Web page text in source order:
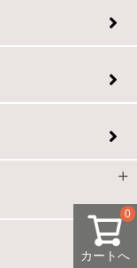
カートへ
0